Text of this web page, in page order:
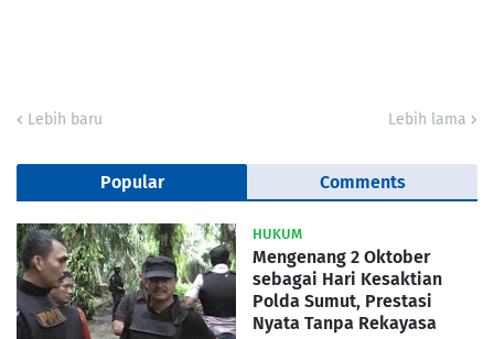
Lebih baru Lebih lama
Popular Comments
HUKUM
Mengenang 2 Oktober
sebagai Hari Kesaktian
Polda Sumut, Prestasi
Nyata Tanpa Rekayasa